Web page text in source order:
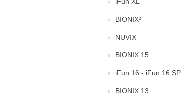
BIONIX²
NUVIX
BIONIX 15
iFun 16 - iFun 16 SP
BIONIX 13